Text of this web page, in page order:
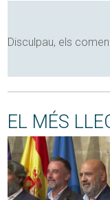
Disculpau, els
EL MÉS